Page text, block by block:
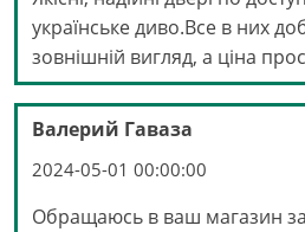
українське диво.Все в них
зовнішній вигляд, а ціна
Валерий Гаваза
2024-05-01 00:00:00
Обращаюсь в ваш магазин